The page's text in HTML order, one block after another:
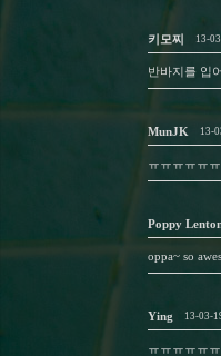
키모찌 13-
반바지를 입
MunJK 13-
ㅠㅠㅠㅠㅠ
Poppy
oppa~ so
Ying 13-03-
ㅠㅠㅠㅠㅠ